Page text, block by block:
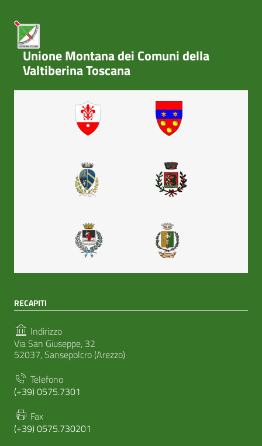
Unione Montana dei Comuni della
Valtiberina Toscana
RECAPITI
Indirizzo
Via San Giuseppe, 32
52037, Sansepolcro (Arezzo)
Telefono
(+39) 0575.7301
Fax
(+39) 0575.730201